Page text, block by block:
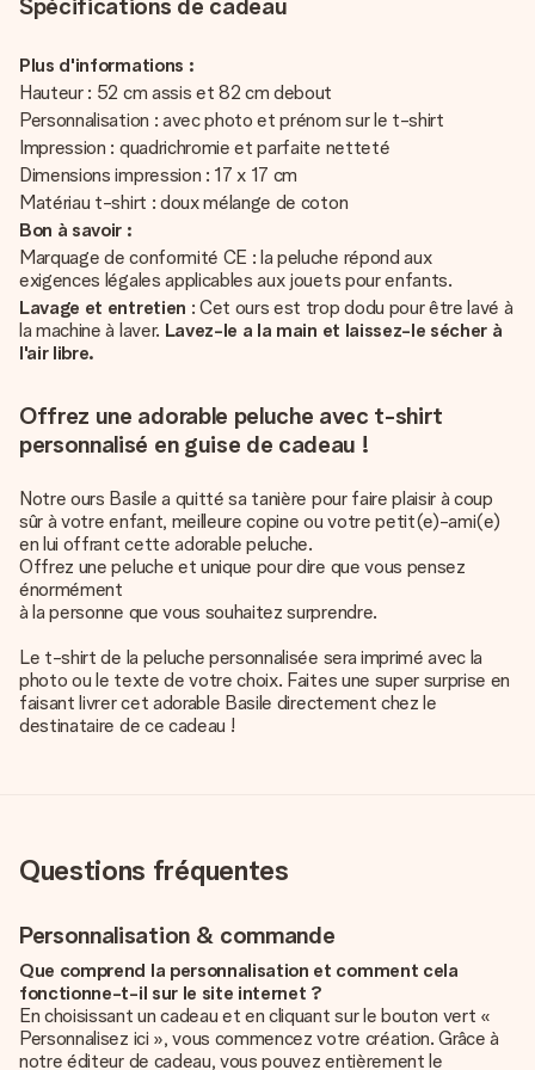
Spécifications de cadeau
Plus d'informations :
Hauteur : 52 cm assis et 82 cm debout
Personnalisation : avec photo et prénom sur le t-shirt
Impression : quadrichromie et parfaite netteté
Dimensions impression : 17 x 17 cm
Matériau t-shirt : doux mélange de coton
Bon à savoir :
Marquage de conformité CE : la peluche répond aux
exigences légales applicables aux jouets pour enfants.
Lavage et entretien : Cet ours est trop dodu pour être lavé à
la machine à laver. Lavez-le a la main et laissez-le sécher à
l'air libre.
Offrez une adorable peluche avec t-shirt
personnalisé en guise de cadeau !
Notre ours Basile a quitté sa tanière pour faire plaisir à coup
sûr à votre enfant, meilleure copine ou votre petit(e)-ami(e)
en lui offrant cette adorable peluche.
Offrez une peluche et unique pour dire que vous pensez
énormément
à la personne que vous souhaitez surprendre.
Le t-shirt de la peluche personnalisée sera imprimé avec la
photo ou le texte de votre choix. Faites une super surprise en
faisant livrer cet adorable Basile directement chez le
destinataire de ce cadeau !
Questions fréquentes
Personnalisation & commande
Que comprend la personnalisation et comment cela
fonctionne-t-il sur le site internet ?
En choisissant un cadeau et en cliquant sur le bouton vert «
Personnalisez ici », vous commencez votre création. Grâce à
notre éditeur de cadeau, vous pouvez entièrement le